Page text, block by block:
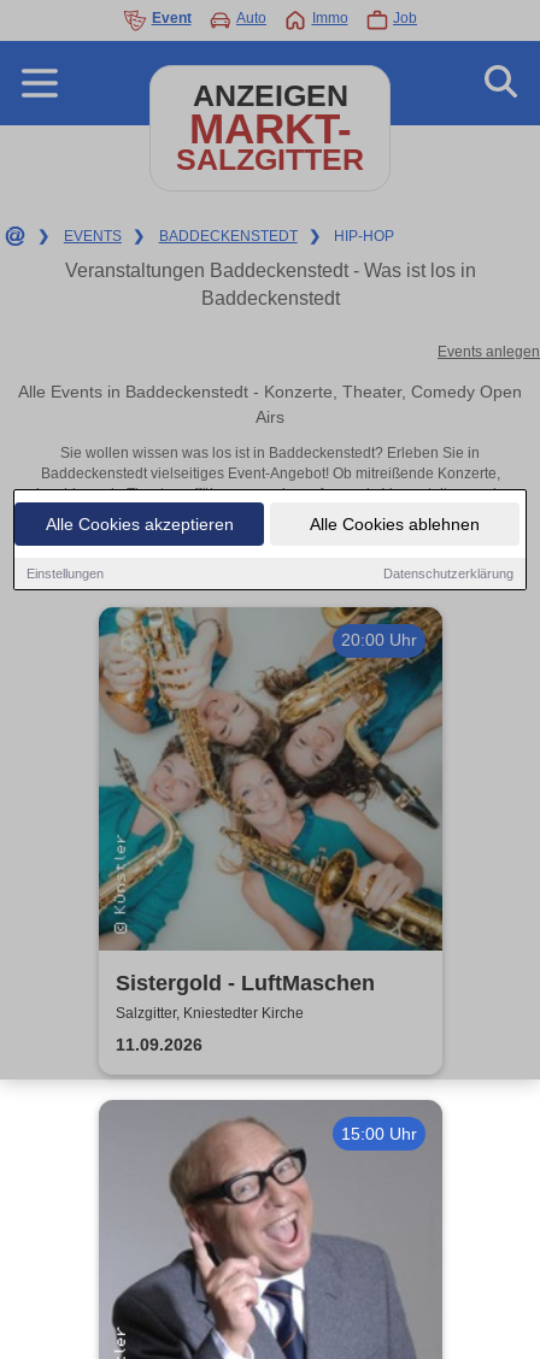
Alle Cookies akzeptieren Alle Cookies ablehnen
Einstellungen Datenschutzerklärung
Event Auto Immo Job
ANZEIGEN
MARKT-
SALZGITTER
❯ EVENTS ❯ BADDECKENSTEDT ❯ HIP-HOP
Veranstaltungen Baddeckenstedt - Was ist los in
Baddeckenstedt
Events anlegen
Alle Events in Baddeckenstedt - Konzerte, Theater, Comedy Open
Airs
Sie wollen wissen was los ist in Baddeckenstedt? Erleben Sie in
Baddeckenstedt vielseitiges Event-Angebot! Ob mitreißende Konzerte,
inspirierende Theateraufführungen oder aufregende Veranstaltungen in
Baddeckenstedt – hier finden alles im Überblick und Tickets.
20:00 Uhr
Sistergold - LuftMaschen
Salzgitter, Kniestedter Kirche
11.09.2026
15:00 Uhr